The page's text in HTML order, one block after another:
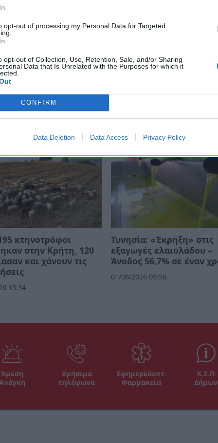
opt-out of processing my Personal Data for Targeted
opt-out of Collection, Use, Retention, Sale, and/or Sharing
Data that Is Unrelated with the Purposes for which it
CONFIRM
Data Deletion Data Access Privacy Policy
Έρχονται νέες
στο ελαιόλαδο – Η
πλήττει τις
στην Ευρώπη
23:19
Πελοπόννησος:
κτηνοτρόφους που
κτηνοτρόφοι
στην Κρήτη, 120
και χάνουν τις
15:34
Τυνησία: «Έκρηξη» στις
εξαγωγές ελαιολάδου –
Άνοδος 56,7% σε έναν
01/08/2026 09:56
Άμεση
Χρήσιμα
τηλέφωνα
Εφημερεύοντα
Φαρμακεία
Κ.Ε.Π
Δήμων